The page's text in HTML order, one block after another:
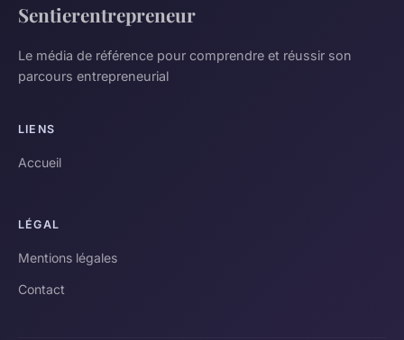
Sentierentrepreneur
Le média de référence pour comprendre et réussir son
parcours entrepreneurial
LIENS
Accueil
LÉGAL
Mentions légales
Contact